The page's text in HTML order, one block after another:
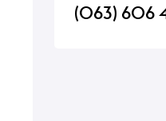
(063) 606